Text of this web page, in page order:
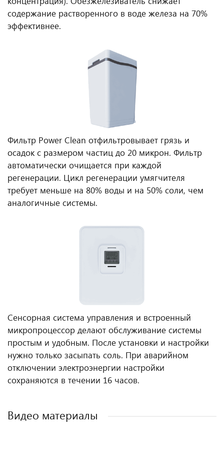
содержание растворенного в воде железа на 70%
эффективнее.
Фильтр Power Clean отфильтровывает грязь и
осадок с размером частиц до 20 микрон. Фильтр
автоматически очищается при каждой
регенерации. Цикл регенерации умягчителя
требует меньше на 80% воды и на 50% соли, чем
аналогичные системы.
Сенсорная система управления и встроенный
микропроцессор делают обслуживание системы
простым и удобным. После установки и настройки
нужно только засыпать соль. При аварийном
отключении электроэнергии настройки
сохраняются в течении 16 часов.
Видео материалы